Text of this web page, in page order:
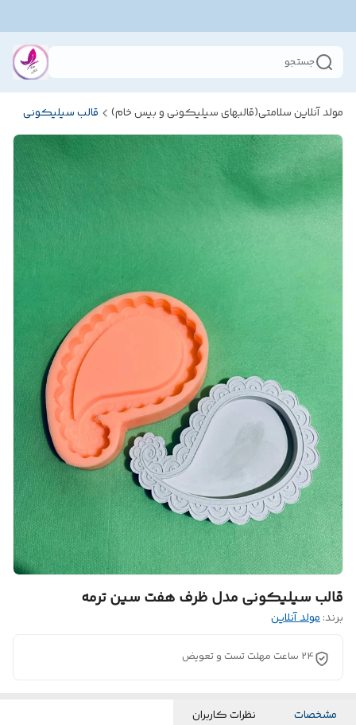
جستجو
مولد آنلاین سلامتی(قالبهای سیلیکونی و بیس خام) قالب سیلیکونی
قالب سیلیکونی مدل ظرف هفت سین ترمه
برند:مولد آنلاین
24 ساعت مهلت تست و تعویض
مشخصات نظرات کاربران